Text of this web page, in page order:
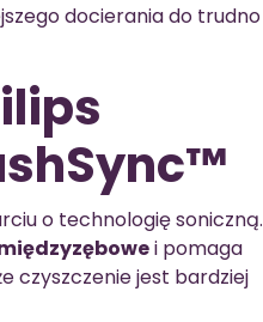
docierania do trudno
o technologię soniczną.
i pomaga
czyszczenie jest bardziej